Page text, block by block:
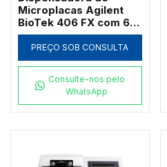
Microplacas Agilent
BioTek 406 FX com 6
Módulos de
Dispensação
PREÇO SOB CONSULTA
Consulte-nos pelo
WhatsApp